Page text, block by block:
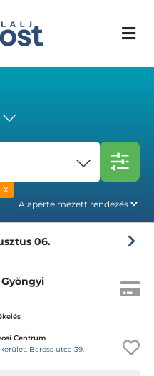
06.
Centrum
Baross utca 39.